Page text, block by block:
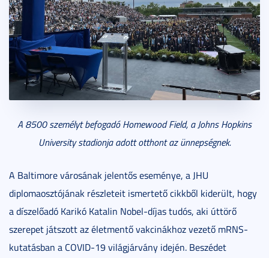
A 8500 személyt befogadó Homewood Field, a Johns Hopkins
University stadionja adott otthont az ünnepségnek.
A Baltimore városának jelentős eseménye, a JHU
diplomaosztójának részleteit ismertető cikkből kiderült, hogy
a díszelőadó Karikó Katalin Nobel-díjas tudós, aki úttörő
szerepet játszott az életmentő vakcinákhoz vezető mRNS-
kutatásban a COVID-19 világjárvány idején. Beszédet